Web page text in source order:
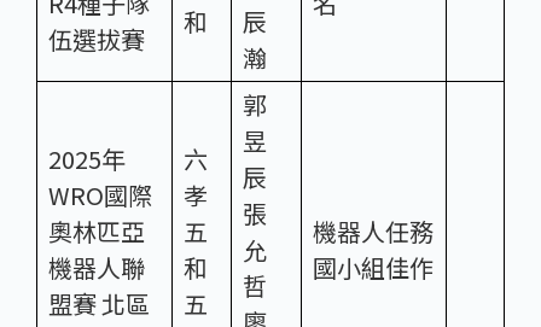
伍選拔賽
和
辰
瀚
2025年
WRO國際
奧林匹亞
機器人聯
盟賽 北區
六
孝
五
和
五
郭
昱
辰
張
允
哲
機器人任務
國小組佳作